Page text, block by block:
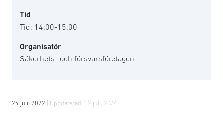
Tid
Tid: 14:00-15:00
Organisatör
Säkerhets- och försvarsföretagen
24 juli, 2022 | Uppdaterad: 12 juli, 2024